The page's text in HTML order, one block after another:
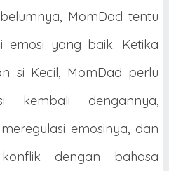
MomDad tentu
emosi yang baik. Ketika
si Kecil, MomDad perlu
kembali dengannya,
emosinya, dan
konflik dengan bahasa